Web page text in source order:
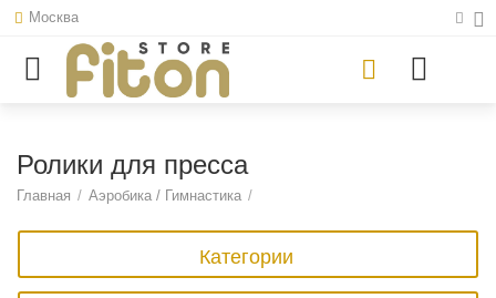
Москва
Ролики для пресса
Главная / Аэробика / Гимнастика /
Категории